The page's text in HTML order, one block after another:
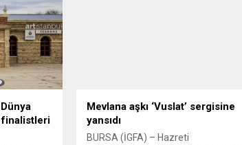
bu dünyaya
İdris
finalistleri
Mevlana aşkı ‘Vuslat’ sergisine
yansıdı
BURSA (İGFA) – Hazreti